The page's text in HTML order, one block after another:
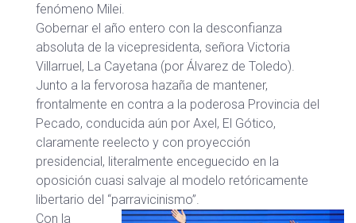
fenómeno Milei.
Gobernar el año entero con la desconfianza
absoluta de la vicepresidenta, señora Victoria
Villarruel, La Cayetana (por Álvarez de Toledo).
Junto a la fervorosa hazaña de mantener,
frontalmente en contra a la poderosa Provincia del
Pecado, conducida aún por Axel, El Gótico,
claramente reelecto y con proyección
presidencial, literalmente enceguecido en la
oposición cuasi salvaje al modelo retóricamente
libertario del “parravicinismo”.
Con la